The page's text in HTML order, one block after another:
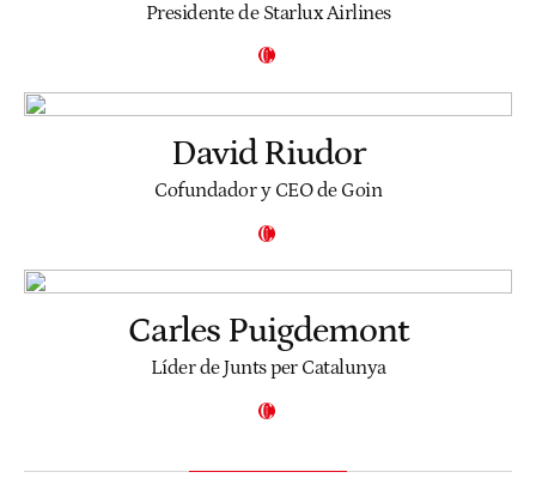
Presidente de Starlux Airlines
David Riudor
Cofundador y CEO de Goin
Carles Puigdemont
Líder de Junts per Catalunya